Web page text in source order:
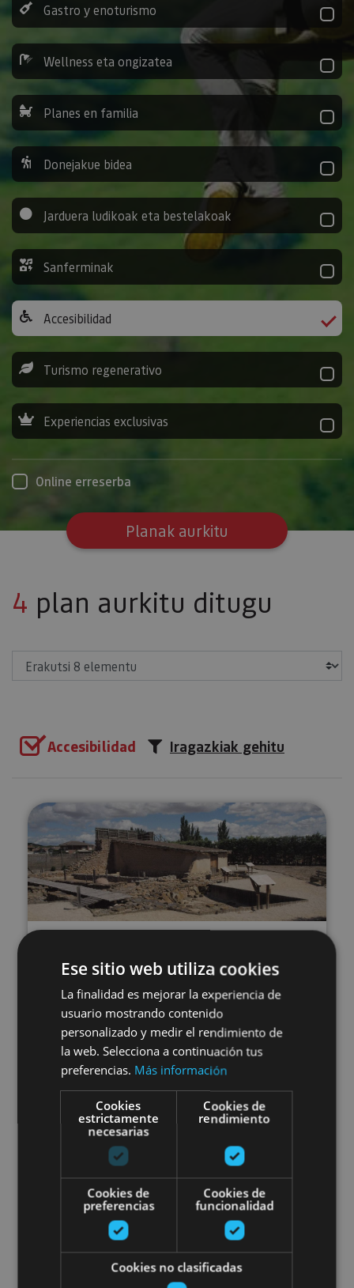
Gastro y enoturismo
Wellness eta ongizatea
Planes en familia
Donejakue bidea
Jarduera ludikoak eta bestelakoak
Sanferminak
Accesibilidad
Turismo regenerativo
Experiencias exclusivas
Online erreserba
Planak aurkitu
4 plan aurkitu ditugu
Accesibilidad Iragazkiak gehitu
«Las Eretas» museorako eta
«Las Eretas» museorako eta
aztarnategi arkeologikorako
bisitaldia
Berbinzana, Museo y Yacimiento Arqueológico Las
Iruñerako bisitaldia talde
Ese sitio web utiliza cookies
La finalidad es mejorar la experiencia de
usuario mostrando contenido
personalizado y medir el rendimiento de
la web. Selecciona a continuación tus
preferencias. Más información
Cookies
estrictamente
necesarias
Cookies de
rendimiento
Cookies de
preferencias
Cookies de
funcionalidad
Cookies no clasificadas